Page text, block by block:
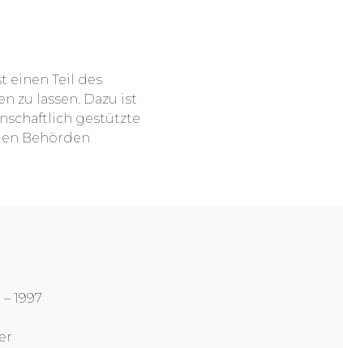
einen Teil des
zu lassen. Dazu ist
gestützte
Behörden
1997